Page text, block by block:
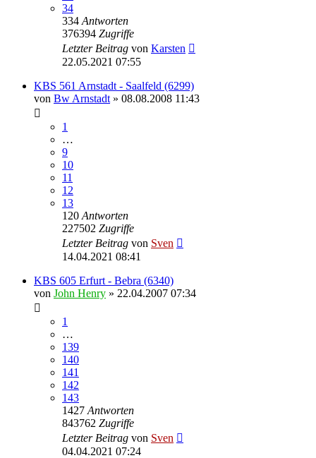
34
334 Antworten
376394 Zugriffe
Letzter Beitrag von Karsten
22.05.2021 07:55
KBS 561 Arnstadt - Saalfeld (6299)
von Bw Arnstadt » 08.08.2008 11:43
1
…
9
10
11
12
13
120 Antworten
227502 Zugriffe
Letzter Beitrag von Sven
14.04.2021 08:41
KBS 605 Erfurt - Bebra (6340)
von John Henry » 22.04.2007 07:34
1
…
139
140
141
142
143
1427 Antworten
843762 Zugriffe
Letzter Beitrag von Sven
04.04.2021 07:24